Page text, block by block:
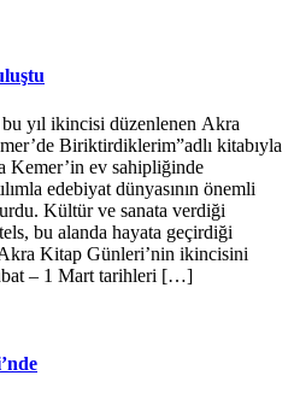
yıl ikincisi düzenlenen Akra
Biriktirdiklerim”adlı kitabıyla
Kemer’in ev sahipliğinde
edebiyat dünyasının önemli
Kültür ve sanata verdiği
bu alanda hayata geçirdiği
Kitap Günleri’nin ikincisini
– 1 Mart tarihleri […]